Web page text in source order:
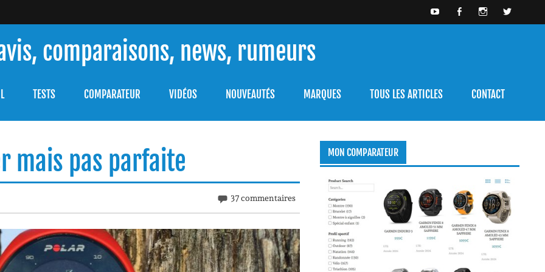
comparaisons, news, rumeurs
TESTS COMPARATEUR VIDÉOS NOUVEAUTÉS MARQUES TOUS LES ARTICLES CONTACT
mais pas parfaite
37 commentaires
MON COMPARATEUR